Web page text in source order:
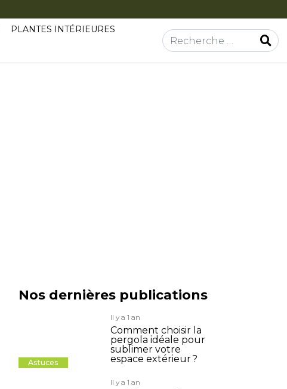
PLANTES INTÉRIEURES
Rechercher
Nos dernières publications
Astuces
Il y a 1 an
Comment choisir la
pergola idéale pour
sublimer votre
espace extérieur ?
Il y a 1 an